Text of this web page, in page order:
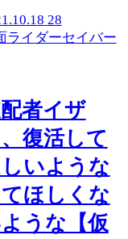
28
ライダーセイバー
者イザ
復活して
いような
てほしくな
うな【仮